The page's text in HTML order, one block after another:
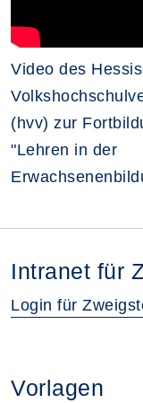
Video des
(hvv) zur
"Lehren in der
Intranet für
Login für
Vorlagen